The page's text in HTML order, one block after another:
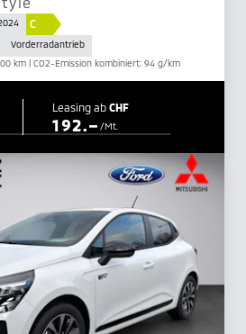
C
Vorderradantrieb
km | CO2-Emission kombiniert: 94 g/km
Leasing abCHF
192.–/Mt.